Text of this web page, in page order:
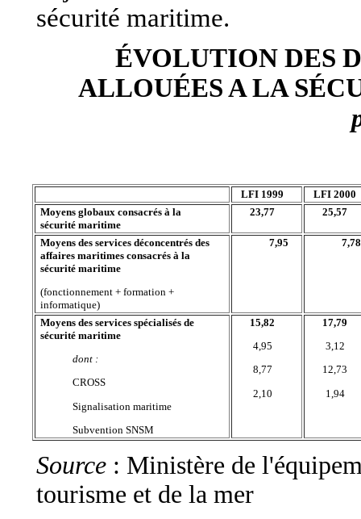
sécurité maritime.
ÉVOLUTION DES
ALLOUÉES A LA
LFI 1999
LFI 2000
Moyens globaux consacrés à la
sécurité maritime
23,77 25,57
Moyens des services déconcentrés des
affaires maritimes consacrés à la
sécurité maritime
(fonctionnement + formation +
informatique)
7,95 7,78
Moyens des services spécialisés de
sécurité maritime
dont :
CROSS
Signalisation maritime
Subvention SNSM
15,82
4,95
8,77
2,10
17,79
3,12
12,73
1,94
Source : Ministère de
tourisme et de la mer